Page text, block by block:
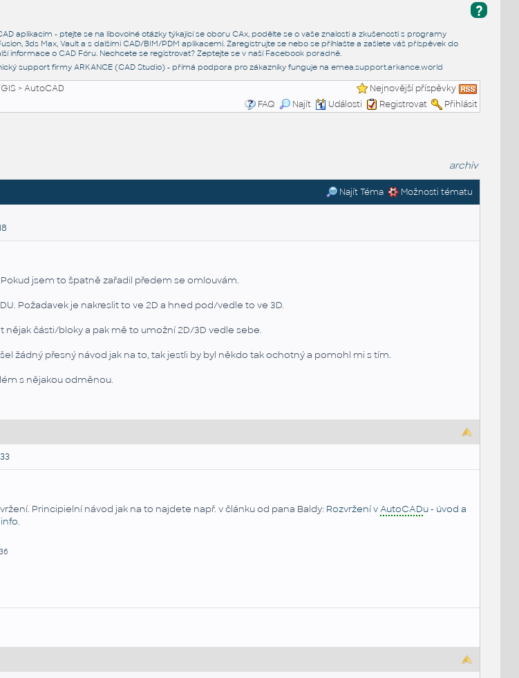
?
aplikacím - ptejte se na libovolné otázky týkající se oboru CAx, podělte se o vaše znalosti a zkušenosti s programy
3ds Max, Vault a s dalšími CAD/BIM/PDM aplikacemi. Zaregistrujte se nebo se přihlašte a zašlete váš příspěvek do
informace o CAD Fóru. Nechcete se registrovat? Zeptejte se v naší Facebook poradně.
support firmy ARKANCE (CAD Studio) - přímá podpora pro zákazníky funguje na emea.support.arkance.world
>AutoCAD
Nejnovější příspěvky
FAQ
Najít Události Registrovat Přihlásit
archiv
Najít Téma Možnosti tématu
jsem to špatně zařadil předem se omlouvám.
Požadavek je nakreslit to ve 2D a hned pod/vedle to ve 3D.
nějak části/bloky a pak mě to umožní 2D/3D vedle sebe.
žádný přesný návod jak na to, tak jestli by byl někdo tak ochotný a pomohl mi s tím.
s nějakou odměnou.
Principielní návod jak na to najdete např. v článku od pana Baldy: Rozvržení vAutoCADu - úvod a
.